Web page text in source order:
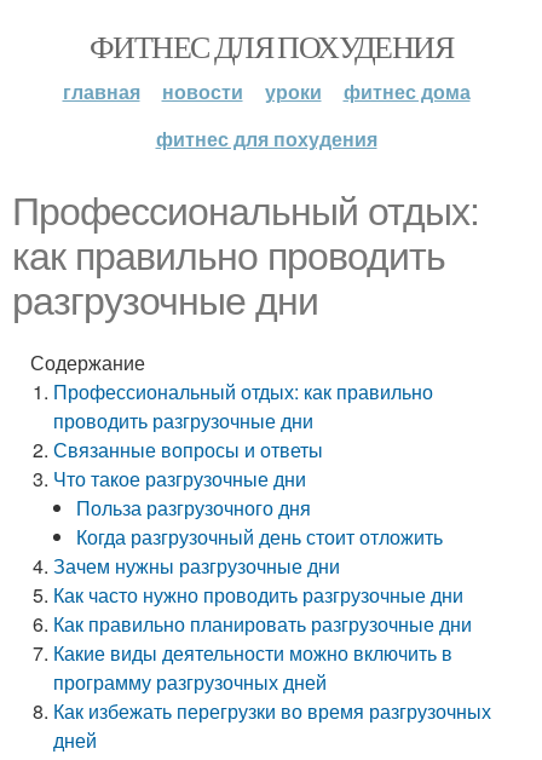
ФИТНЕС ДЛЯ ПОХУДЕНИЯ
главная новости уроки
фитнес дома
фитнес для похудения
Профессиональный отдых:
как правильно проводить
разгрузочные дни
Содержание
Профессиональный отдых: как правильно
проводить разгрузочные дни
Связанные вопросы и ответы
Что такое разгрузочные дни
Польза разгрузочного дня
Когда разгрузочный день стоит отложить
Зачем нужны разгрузочные дни
Как часто нужно проводить разгрузочные дни
Как правильно планировать разгрузочные дни
Какие виды деятельности можно включить в
программу разгрузочных дней
Как избежать перегрузки во время разгрузочных
дней